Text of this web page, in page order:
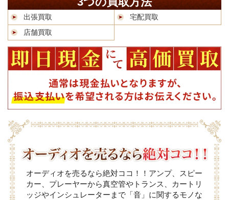
出張買取
宅配買取
店舗買取
オーディオを売るなら絶対ココ！！アンプ、スピー
カー、プレーヤーから真空管やトランス、カートリ
ッジやインシュレーターまで「音」に関するモノな